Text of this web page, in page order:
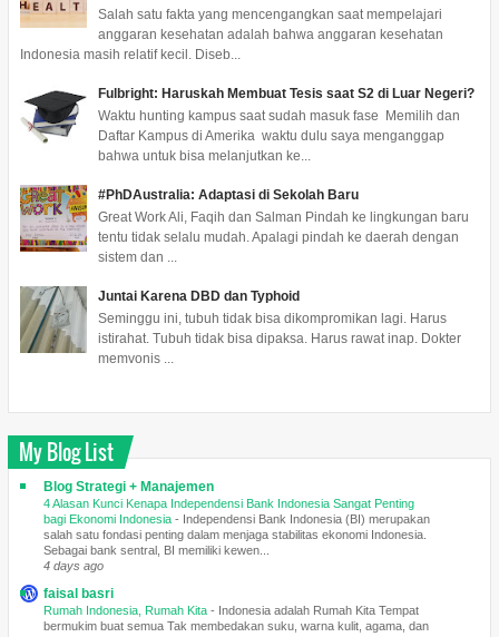
Salah satu fakta yang mencengangkan saat mempelajari
anggaran kesehatan adalah bahwa anggaran kesehatan
Indonesia masih relatif kecil. Diseb...
Fulbright: Haruskah Membuat Tesis saat S2 di Luar Negeri?
Waktu hunting kampus saat sudah masuk fase Memilih dan
Daftar Kampus di Amerika waktu dulu saya menganggap
bahwa untuk bisa melanjutkan ke...
#PhDAustralia: Adaptasi di Sekolah Baru
Great Work Ali, Faqih dan Salman Pindah ke lingkungan baru
tentu tidak selalu mudah. Apalagi pindah ke daerah dengan
sistem dan ...
Juntai Karena DBD dan Typhoid
Seminggu ini, tubuh tidak bisa dikompromikan lagi. Harus
istirahat. Tubuh tidak bisa dipaksa. Harus rawat inap. Dokter
memvonis ...
My Blog List
Blog Strategi + Manajemen
4 Alasan Kunci Kenapa Independensi Bank Indonesia Sangat Penting
bagi Ekonomi Indonesia - Independensi Bank Indonesia (BI) merupakan
salah satu fondasi penting dalam menjaga stabilitas ekonomi Indonesia.
Sebagai bank sentral, BI memiliki kewen...
4 days ago
faisal basri
Rumah Indonesia, Rumah Kita - Indonesia adalah Rumah Kita Tempat
bermukim buat semua Tak membedakan suku, warna kulit, agama, dan